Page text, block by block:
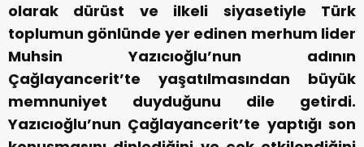
olarak dürüst ve ilkeli siyasetiyle Türk
toplumun gönlünde yer edinen merhum lider
Muhsin Yazıcıoğlu’nun adının
Çağlayancerit’te yaşatılmasından büyük
memnuniyet duyduğunu dile getirdi.
Yazıcıoğlu’nun Çağlayancerit’te yaptığı son